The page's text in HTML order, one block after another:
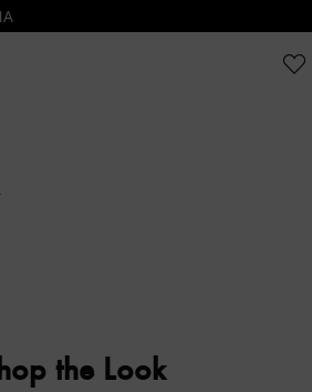
the Look